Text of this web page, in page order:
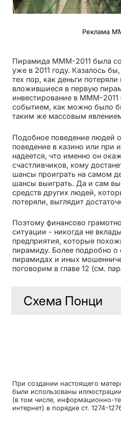
Реклама
Пирамида МММ-2011 была
уже в 2011 году. Казалось
тех пор, как деньги
вложившиеся в первую
инвестирование в МММ-
событием, как можно было
таким же массовым
Подобное поведение людей
поведение в казино или при
надеется, что именно он
счастливчиков, кому
шансы проиграть на самом
шансы выиграть. Да и сам
средств других людей,
потеряли, выглядит
Поэтому финансово
ситуации - никогда не
предприятия, которые
пирамиду. Более подробно
пирамидах и иных
поговорим в главе 12 (см.
Схема Понци
При создании настоящего
были использованы
(в том числе, информационно-
интернет) в порядке ст. 1274-